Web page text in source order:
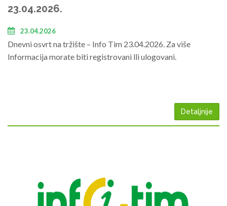
23.04.2026.
23.04.2026
Dnevni osvrt na tržište – Info Tim 23.04.2026. Za više
Informacija morate biti registrovani lli ulogovani.
Detaljnije